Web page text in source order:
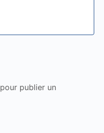
pour publier un